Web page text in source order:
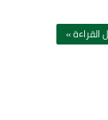
القراءة »